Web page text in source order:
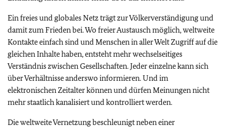
Ein freies und globales Netz trägt zur Völkerverständigung und
damit zum Frieden bei. Wo freier Austausch möglich, weltweite
Kontakte einfach sind und Menschen in aller Welt Zugriff auf die
gleichen Inhalte haben, entsteht mehr wechselseitiges
Verständnis zwischen Gesellschaften. Jeder einzelne kann sich
über Verhältnisse anderswo informieren. Und im
elektronischen Zeitalter können und dürfen Meinungen nicht
mehr staatlich kanalisiert und kontrolliert werden.
Die weltweite Vernetzung beschleunigt neben einer